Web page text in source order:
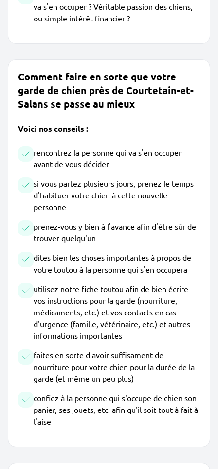
va s'en occuper ? Véritable passion des chiens,
ou simple intérêt financier ?
Comment faire en sorte que votre
garde de chien près de Courtetain-et-
Salans se passe au mieux
Voici nos conseils :
rencontrez la personne qui va s'en occuper
avant de vous décider
si vous partez plusieurs jours, prenez le temps
d'habituer votre chien à cette nouvelle
personne
prenez-vous y bien à l'avance afin d'être sûr de
trouver quelqu'un
dites bien les choses importantes à propos de
votre toutou à la personne qui s'en occupera
utilisez notre fiche toutou afin de bien écrire
vos instructions pour la garde (nourriture,
médicaments, etc.) et vos contacts en cas
d'urgence (famille, vétérinaire, etc.) et autres
informations importantes
faites en sorte d'avoir suffisament de
nourriture pour votre chien pour la durée de la
garde (et même un peu plus)
confiez à la personne qui s'occupe de chien son
panier, ses jouets, etc. afin qu'il soit tout à fait à
l'aise